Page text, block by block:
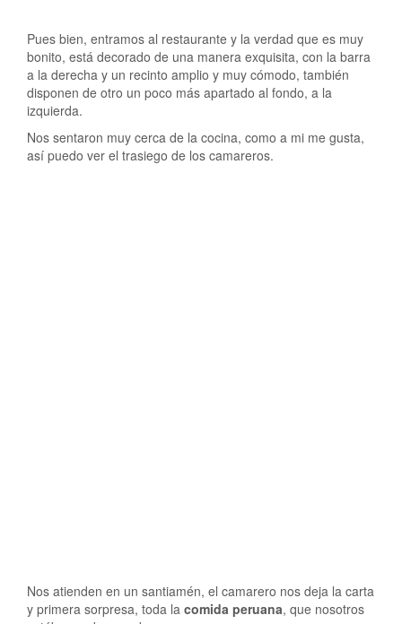
Pues bien, entramos al restaurante y la verdad que es muy
bonito, está decorado de una manera exquisita, con la barra
a la derecha y un recinto amplio y muy cómodo, también
disponen de otro un poco más apartado al fondo, a la
izquierda.
Nos sentaron muy cerca de la cocina, como a mi me gusta,
así puedo ver el trasiego de los camareros.
Nos atienden en un santiamén, el camarero nos deja la carta
y primera sorpresa, toda la comida peruana, que nosotros